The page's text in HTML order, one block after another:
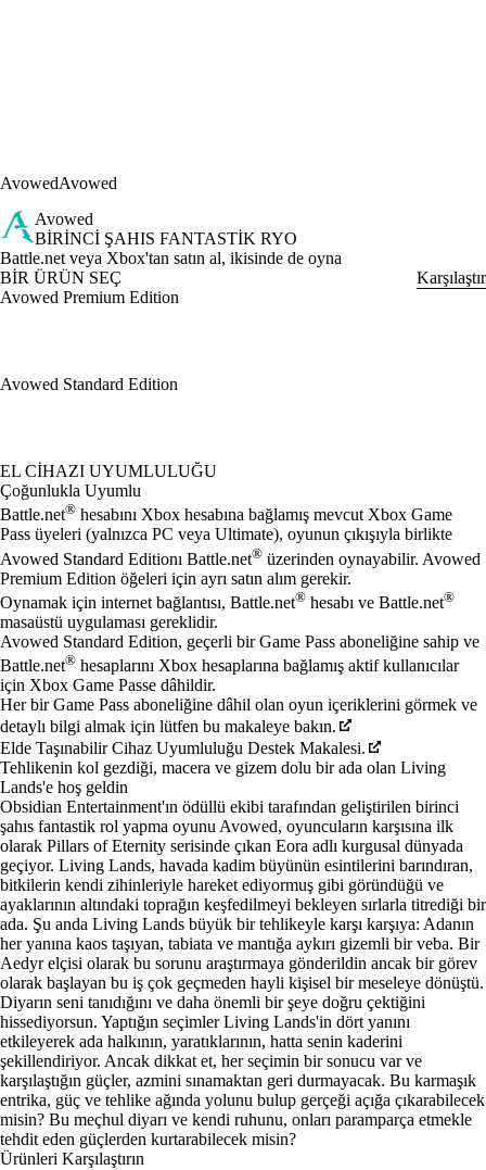
AvowedAvowed
Avowed
BIRINCI ŞAHIS FANTASTIK RYO
Ürün Bildirimi
Battle.net veya Xbox'tan satın al, ikisinde de oyna
BİR ÜRÜN SEÇ
Karşılaştır
Avowed Premium Edition
Avowed Standard Edition
Mevcut eylemler
EL CIHAZI UYUMLULUĞU
Çoğunlukla Uyumlu
Battle.net® hesabını Xbox hesabına bağlamış mevcut Xbox Game
Pass üyeleri (yalnızca PC veya Ultimate), oyunun çıkışıyla birlikte
Avowed Standard Editionı Battle.net® üzerinden oynayabilir. Avowed
Premium Edition öğeleri için ayrı satın alım gerekir.
Oynamak için internet bağlantısı, Battle.net® hesabı ve Battle.net®
masaüstü uygulaması gereklidir.
Avowed Standard Edition, geçerli bir Game Pass aboneliğine sahip ve
Battle.net® hesaplarını Xbox hesaplarına bağlamış aktif kullanıcılar
için Xbox Game Passe dâhildir.
Her bir Game Pass aboneliğine dâhil olan oyun içeriklerini görmek ve
detaylı bilgi almak için lütfen bu makaleye bakın.
Elde Taşınabilir Cihaz Uyumluluğu Destek Makalesi.
Tehlikenin kol gezdiği, macera ve gizem dolu bir ada olan Living
Lands'e hoş geldin
Obsidian Entertainment'ın ödüllü ekibi tarafından geliştirilen birinci
şahıs fantastik rol yapma oyunu Avowed, oyuncuların karşısına ilk
olarak Pillars of Eternity serisinde çıkan Eora adlı kurgusal dünyada
geçiyor. Living Lands, havada kadim büyünün esintilerini barındıran,
bitkilerin kendi zihinleriyle hareket ediyormuş gibi göründüğü ve
ayaklarının altındaki toprağın keşfedilmeyi bekleyen sırlarla titrediği bir
ada. Şu anda Living Lands büyük bir tehlikeyle karşı karşıya: Adanın
her yanına kaos taşıyan, tabiata ve mantığa aykırı gizemli bir veba. Bir
Aedyr elçisi olarak bu sorunu araştırmaya gönderildin ancak bir görev
olarak başlayan bu iş çok geçmeden hayli kişisel bir meseleye dönüştü.
Diyarın seni tanıdığını ve daha önemli bir şeye doğru çektiğini
hissediyorsun. Yaptığın seçimler Living Lands'in dört yanını
etkileyerek ada halkının, yaratıklarının, hatta senin kaderini
şekillendiriyor. Ancak dikkat et, her seçimin bir sonucu var ve
karşılaştığın güçler, azmini sınamaktan geri durmayacak. Bu karmaşık
entrika, güç ve tehlike ağında yolunu bulup gerçeği açığa çıkarabilecek
misin? Bu meçhul diyarı ve kendi ruhunu, onları paramparça etmekle
tehdit eden güçlerden kurtarabilecek misin?
Ürünleri Karşılaştırın